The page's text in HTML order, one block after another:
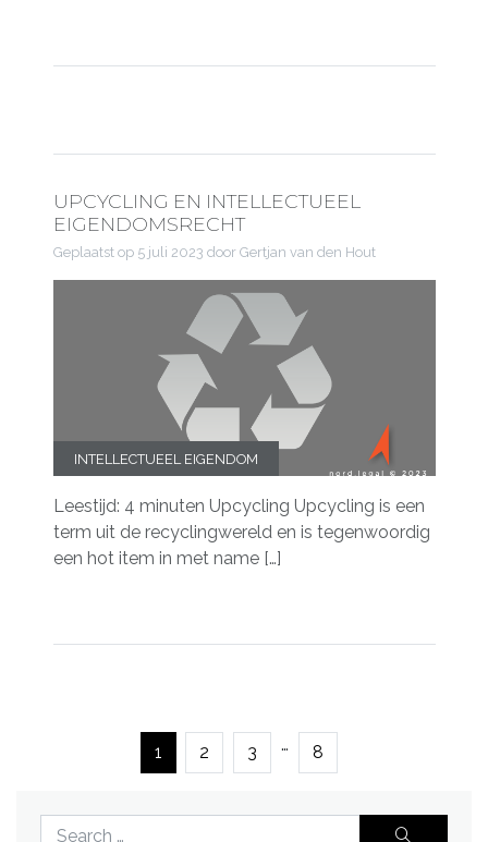
UPCYCLING EN INTELLECTUEEL
EIGENDOMSRECHT
Geplaatst op 5 juli 2023 door Gertjan van den Hout
INTELLECTUEEL EIGENDOM
Leestijd: 4 minuten Upcycling Upcycling is een
term uit de recyclingwereld en is tegenwoordig
een hot item in met name […]
1 2 3 … 8